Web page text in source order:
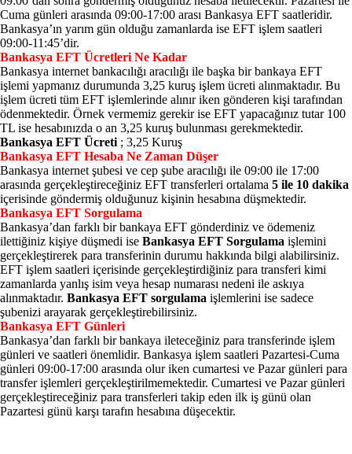
Cuma günleri arasında 09:00-17:00 arası Bankasya EFT saatleridir.
Bankasya’ın yarım gün olduğu zamanlarda ise EFT işlem saatleri
09:00-11:45’dir.
Bankasya EFT Ücretleri Ne Kadar
Bankasya internet bankacılığı aracılığı ile başka bir bankaya EFT
işlemi yapmanız durumunda 3,25 kuruş işlem ücreti alınmaktadır. Bu
işlem ücreti tüm EFT işlemlerinde alınır iken gönderen kişi tarafından
ödenmektedir. Örnek vermemiz gerekir ise EFT yapacağınız tutar 100
TL ise hesabınızda o an 3,25 kuruş bulunması gerekmektedir.
Bankasya EFT Ücreti ; 3,25 Kuruş
Bankasya EFT Hesaba Ne Zaman Düşer
Bankasya internet şubesi ve cep şube aracılığı ile 09:00 ile 17:00
arasında gerçekleştireceğiniz EFT transferleri ortalama 5 ile 10 dakika
içerisinde göndermiş olduğunuz kişinin hesabına düşmektedir.
Bankasya EFT Sorgulama
Bankasya’dan farklı bir bankaya EFT gönderdiniz ve ödemeniz
ilettiğiniz kişiye düşmedi ise Bankasya EFT Sorgulama işlemini
gerçekleştirerek para transferinin durumu hakkında bilgi alabilirsiniz.
EFT işlem saatleri içerisinde gerçekleştirdiğiniz para transferi kimi
zamanlarda yanlış isim veya hesap numarası nedeni ile askıya
alınmaktadır. Bankasya EFT sorgulama işlemlerini ise sadece
şubenizi arayarak gerçekleştirebilirsiniz.
Bankasya EFT Günleri
Bankasya’dan farklı bir bankaya ileteceğiniz para transferinde işlem
günleri ve saatleri önemlidir. Bankasya işlem saatleri Pazartesi-Cuma
günleri 09:00-17:00 arasında olur iken cumartesi ve Pazar günleri para
transfer işlemleri gerçekleştirilmemektedir. Cumartesi ve Pazar günleri
gerçekleştireceğiniz para transferleri takip eden ilk iş günü olan
Pazartesi günü karşı tarafın hesabına düşecektir.